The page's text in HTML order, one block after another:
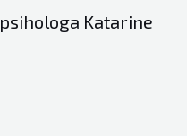
Katarine